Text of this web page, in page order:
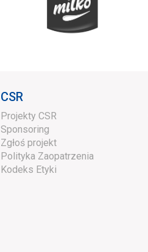
CSR
Projekty CSR
Sponsoring
Zgłoś projekt
Polityka Zaopatrzenia
Kodeks Etyki